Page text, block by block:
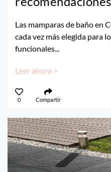
Las mamparas de baño en
cada vez más elegida para
funcionales...
Leer ahora >
0 Compartir